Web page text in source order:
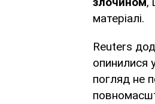
матеріалі.
Reuters
опинилися
погляд не